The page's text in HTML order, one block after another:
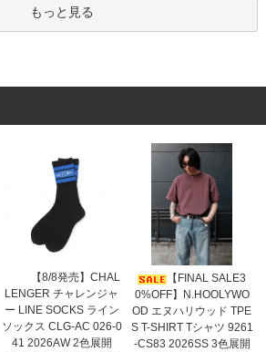
もっと見る
【8/8発売】CHAL
LENGER チャレンジャ
ー LINE SOCKS ライン
ソックス CLG-AC 026-0
41 2026AW 2色展開
【FINAL SALE3
0%OFF】N.HOOLYWO
OD エヌハリウッド TPE
S T-SHIRT Tシャツ 9261
-CS83 2026SS 3色展開